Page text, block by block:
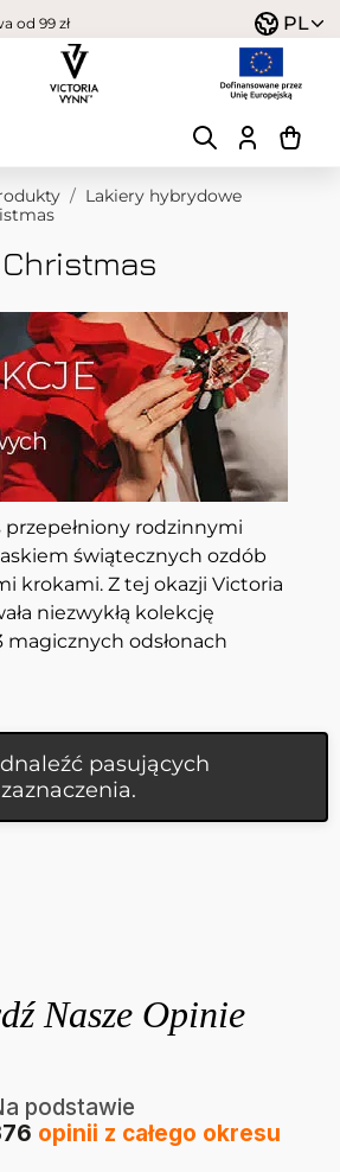
od 99 zł PL
/ Lakiery hybrydowe
Christmas
rodzinnymi
świątecznych ozdób
krokami. Z tej okazji Victoria
niezwykłą kolekcję
magicznych odsłonach
pasujących
podstawie
opinii z całego okresu